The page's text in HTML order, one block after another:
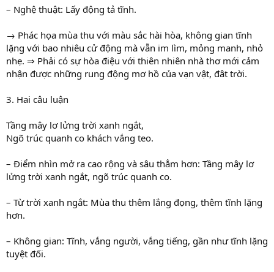
– Nghệ thuật: Lấy động tả tĩnh.
→ Phác họa mùa thu với màu sắc hài hòa, không gian tĩnh
lặng với bao nhiêu cử động mà vẫn im lìm, mỏng manh, nhỏ
nhẹ. ⇒ Phải có sự hòa điệu với thiên nhiên nhà thơ mới cảm
nhận được những rung động mơ hồ của vạn vật, đât trời.
3. Hai câu luận
Tầng mây lơ lửng trời xanh ngắt,
Ngõ trúc quanh co khách vắng teo.
– Điểm nhìn mở ra cao rộng và sâu thẳm hơn: Tầng mây lơ
lửng trời xanh ngắt, ngõ trúc quanh co.
– Từ trời xanh ngắt: Mùa thu thêm lắng đọng, thêm tĩnh lặng
hơn.
– Không gian: Tĩnh, vắng người, vắng tiếng, gần như tĩnh lặng
tuyệt đối.